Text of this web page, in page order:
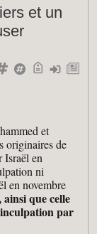
et un
et
originaires de
Israël en
ni
en novembre
que celle
inculpation par